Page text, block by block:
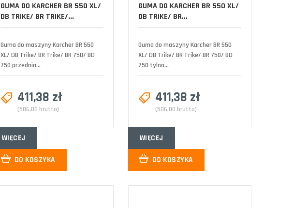
GUMA DO KARCHER BR 550 XL/
DB TRIKE/ BR TRIKE/...
Guma do maszyny Karcher BR 550
XL/ DB Trike/ BR Trike/ BR 750/ BD
750 przednia...
411,38 zł
(506,00 brutto)
WIĘCEJ
DO KOSZYKA
GUMA DO KARCHER BR 550 XL/
DB TRIKE/ BR...
Guma do maszyny Karcher BR 550
XL/ DB Trike/ BR Trike/ BR 750/ BD
750 tylna...
411,38 zł
(506,00 brutto)
WIĘCEJ
DO KOSZYKA